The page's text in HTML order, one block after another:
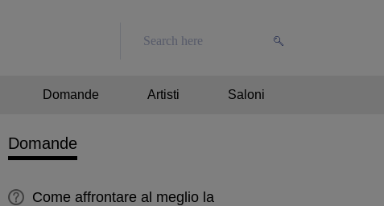
Domande Artisti Saloni
Domande
Come affrontare al meglio la